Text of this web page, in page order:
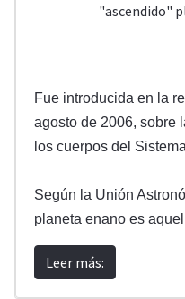
"ascendido"
Fue introducida en la
agosto de 2006, sobre
los cuerpos del
Según la Unión
planeta enano es
Leer más: